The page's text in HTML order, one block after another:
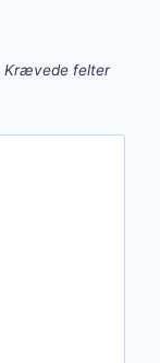
Krævede felter